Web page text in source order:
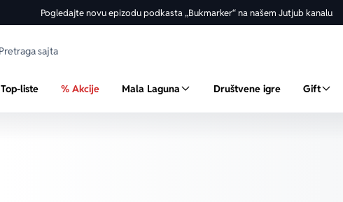
Pogledajte novu epizodu podkasta „Bukmarker“ na našem Jutjub kanalu
Top-liste % Akcije Mala Laguna Društvene igre Gift